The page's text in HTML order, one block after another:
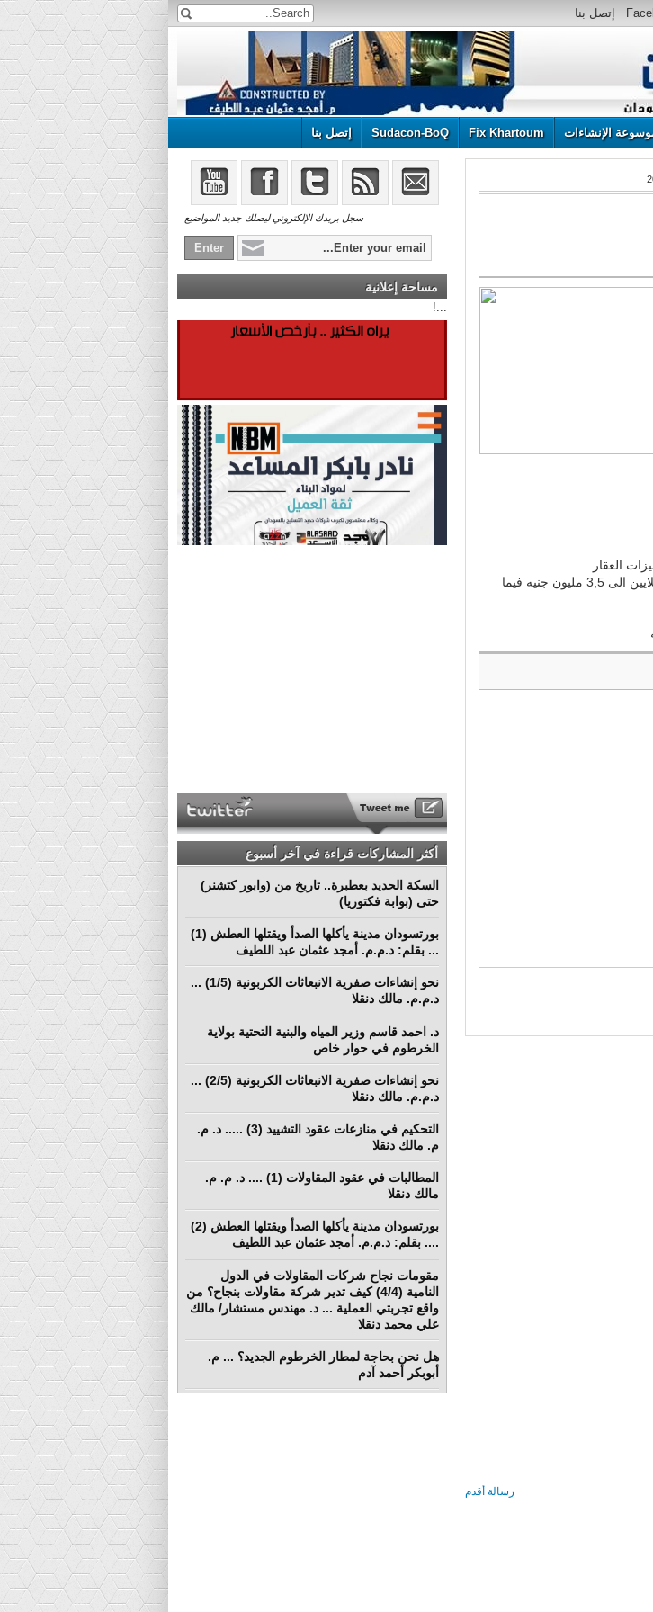
إتصل بنا
الإنشاءات Fix Khartoum
Sudacon-BoQ إتصل بنا
سعر المنزل العادى بمنطقة جبرة والشهيد طه الماحي: يتراوح مابين ملايين الى 3,5 مليون جنيه فيما
رسالة أقدم
سجل بريدك الإلكتروني ليصلك جديد المواضيع
مساحة إعلانية
أعلن هنا ... أعلن هنا ... أعلن هنا ...!
أكثر المشاركات قراءة في آخر أسبوع
السكة الحديد بعطبرة.. تاريخ من (وابور كتشنر)
حتى (بوابة فكتوريا)
بورتسودان مدينة يأكلها الصدأ ويقتلها العطش (1)
... بقلم: د.م.م. أمجد عثمان عبد اللطيف
نحو إنشاءات صفرية الانبعاثات الكربونية (1/5) ...
د.م.م. مالك دنقلا
د. احمد قاسم وزير المياه والبنية التحتية بولاية
الخرطوم في حوار خاص
نحو إنشاءات صفرية الانبعاثات الكربونية (2/5) ...
د.م.م. مالك دنقلا
التحكيم في منازعات عقود التشييد (3) ..... د. م.
م. مالك دنقلا
المطالبات في عقود المقاولات (1) .... د. م. م.
مالك دنقلا
بورتسودان مدينة يأكلها الصدأ ويقتلها العطش (2)
.... بقلم: د.م.م. أمجد عثمان عبد اللطيف
مقومات نجاح شركات المقاولات في الدول
النامية (4/4) كيف تدير شركة مقاولات بنجاح؟ من
واقع تجربتي العملية ... د. مهندس مستشار/ مالك
علي محمد دنقلا
هل نحن بحاجة لمطار الخرطوم الجديد؟ ... م.
أبوبكر أحمد آدم